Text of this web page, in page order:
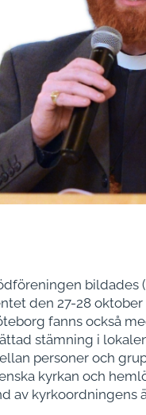
bildades
den 27-28 oktober
fanns också
stämning i
personer och
kyrkan och
av kyrkoordningens